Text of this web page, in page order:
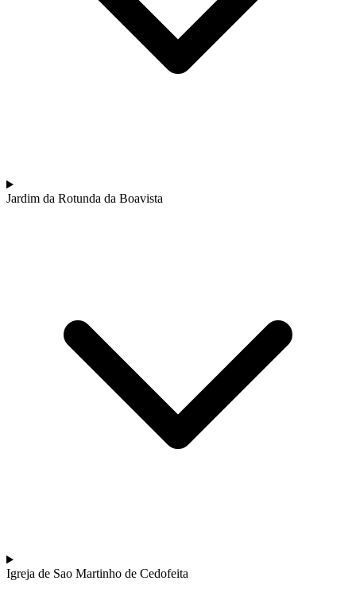
Passeio de bicicleta no Alentejo - rota Vinícola e Património
Jardim da Rotunda da Boavista
Igreja de Sao Martinho de Cedofeita